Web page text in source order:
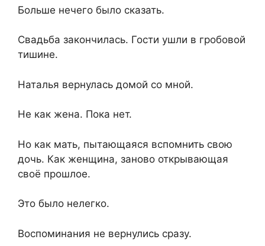
Больше нечего было сказать.
Свадьба закончилась. Гости ушли в гробовой
тишине.
Наталья вернулась домой со мной.
Не как жена. Пока нет.
Но как мать, пытающаяся вспомнить свою
дочь. Как женщина, заново открывающая
своё прошлое.
Это было нелегко.
Воспоминания не вернулись сразу.